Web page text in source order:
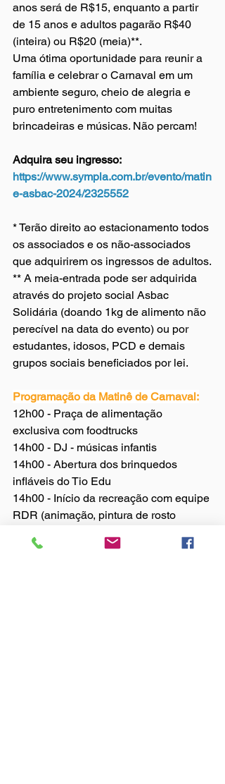
anos será de R$15, enquanto a partir
de 15 anos e adultos pagarão R$40
(inteira) ou R$20 (meia)**.
Uma ótima oportunidade para reunir a
família e celebrar o Carnaval em um
ambiente seguro, cheio de alegria e
puro entretenimento com muitas
brincadeiras e músicas. Não percam!
Adquira seu ingresso:
https://www.sympla.com.br/evento/matin
e-asbac-2024/2325552
* Terão direito ao estacionamento todos
os associados e os não-associados
que adquirirem os ingressos de adultos.
** A meia-entrada pode ser adquirida
através do projeto social Asbac
Solidária (doando 1kg de alimento não
perecível na data do evento) ou por
estudantes, idosos, PCD e demais
grupos sociais beneficiados por lei.
Programação da Matinê de Carnaval:
12h00 - Praça de alimentação
exclusiva com foodtrucks
14h00 - DJ - músicas infantis
14h00 - Abertura dos brinquedos
infláveis do Tio Edu
14h00 - Início da recreação com equipe
RDR (animação, pintura de rosto
camarim fashion, oficina carnavalesca